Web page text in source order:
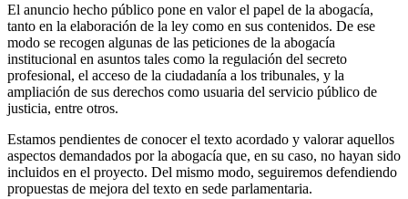
El anuncio hecho público pone en valor el papel de la abogacía,
tanto en la elaboración de la ley como en sus contenidos. De ese
modo se recogen algunas de las peticiones de la abogacía
institucional en asuntos tales como la regulación del secreto
profesional, el acceso de la ciudadanía a los tribunales, y la
ampliación de sus derechos como usuaria del servicio público de
justicia, entre otros.
Estamos pendientes de conocer el texto acordado y valorar aquellos
aspectos demandados por la abogacía que, en su caso, no hayan sido
incluidos en el proyecto. Del mismo modo, seguiremos defendiendo
propuestas de mejora del texto en sede parlamentaria.